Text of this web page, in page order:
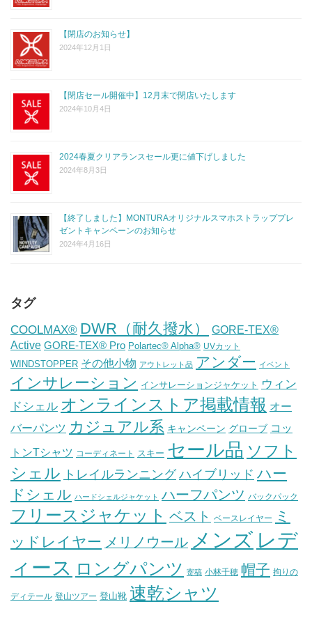
【閉店のお知らせ】
2024年12月1日
【閉店セール開催中】12月末で閉店いたします
2024年10月4日
2024春夏クリアランスセール更に値下げしました
2024年8月3日
【終了しました】MONTURAオリジナルスマホストラッププレ
ゼントキャンペーンのお知らせ
2024年4月16日
タグ
COOLMAX® DWR（耐久撥水）
GORE-TEX®
Active GORE-TEX® Pro Polartec® Alpha® UVカット
WINDSTOPPER その他小物 アウトレット品 アンダー イベント
インサレーション インサレーションジャケット ウィン
ドシェル オンラインストア掲載情報 オー
バーパンツ カジュアル系 キャンペーン グローブ コッ
トンTシャツ コーディネート スキー セール品 ソフト
シェル トレイルランニング ハイブリッド ハー
ドシェル ハードシェルジャケット ハーフパンツ バックパック
フリースジャケット ベスト ベースレイヤー
ミ
ッドレイヤー メリノウール メンズ レデ
ィース ロングパンツ 寄稿 小林千穂 帽子 拘りの
ディテール 登山ツアー 登山靴 速乾シャツ